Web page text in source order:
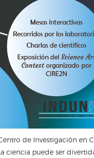
de Investigación en
ciencia puede ser